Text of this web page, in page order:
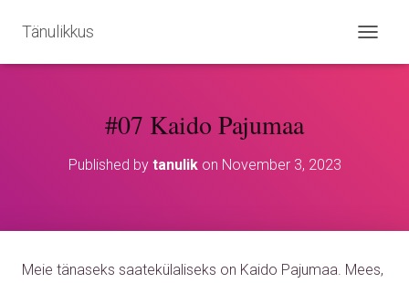
Tänulikkus
O
I
#07 Kaido Pajumaa
Published by tanulikon November 3, 2023
Meie tänaseks saatekülaliseks on Kaido Pajumaa. Mees,